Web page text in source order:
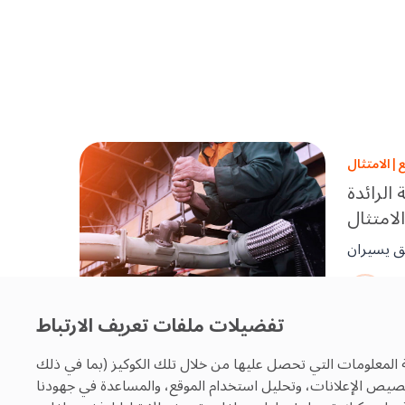
تفضيلات ملفات تعريف الارتباط
المعلومات التي تحصل عليها من خلال تلك الكوكيز (بما في ذلك
الإعلانات، وتحليل استخدام الموقع، والمساعدة في جهودنا
الامتثال |
يسيران